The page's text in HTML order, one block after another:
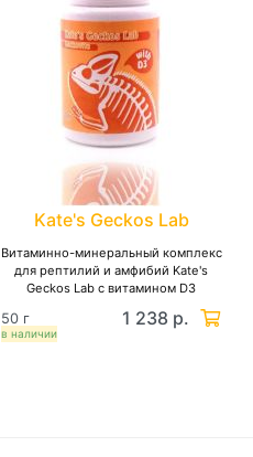
Kate's Geckos Lab
Витаминно-минеральный комплекс
для рептилий и амфибий Kate's
Geckos Lab с витамином D3
в наличии
50 г 1 238 р.